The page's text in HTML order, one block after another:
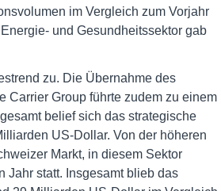
im Vergleich zum Vorjahr
und Gesundheitssektor gab
zu. Die Übernahme des
Carrier Group führte zudem zu einem
belief sich das strategische
US-Dollar. Von der höheren
Markt, in diesem Sektor
Jahr statt. Insgesamt blieb das